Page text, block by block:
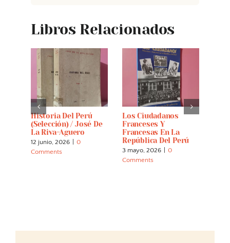
Libros Relacionados
Historia Del Perú
(selección) / José De
La Riva-Aguero
12 junio, 2026
0
Comments
Los Ciudadanos
Franceses Y
Francesas En La
República Del Perú
3 mayo, 2026
0
Comments